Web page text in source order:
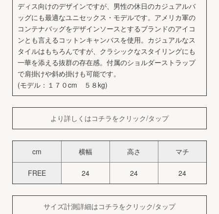
ディス向けのデザインですが、男性の休日のカジュアルバ
ッグにも最適なユニセックス・モデルです。アメリカ軍の
コンテナバッグをデザインソースとするブランドのアイコ
ンとも言えるコットンキャンバスを使用。カジュアルなス
タイルはもちろんですが、クラシックなスタイリングにも
一華を添える抜群の存在感。付属のショルダーストラップ
で肩掛けや斜め掛けも可能です。
(モデル：１７０cm ５８kg)
より詳しくはコチラをクリック/タップ
cm 横幅 高さ マチ
FREE 24 24 24
サイズ計測詳細はコチラをクリック/タップ